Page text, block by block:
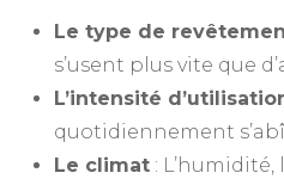
Le type de
s’usent plus vite que
L’intensité
quotidiennement
Le climat :